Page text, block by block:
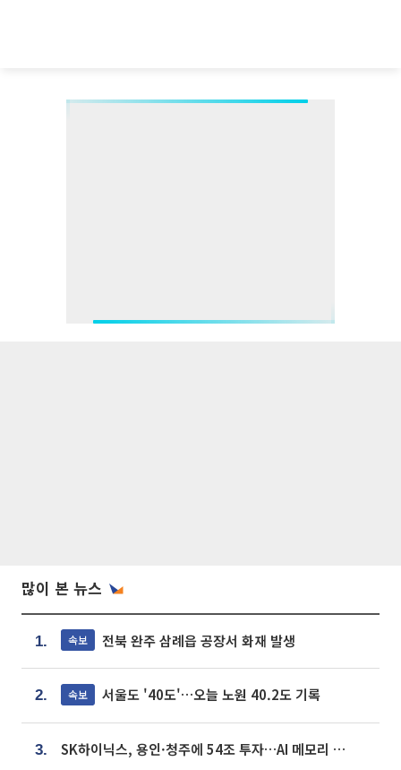
많이 본 뉴스
1. 속보 전북 완주 삼례읍 공장서 화재 발생
2. 속보 서울도 '40도'…오늘 노원 40.2도 기록
3. SK하이닉스, 용인·청주에 54조 투자…AI 메모리 생산기지 키운다